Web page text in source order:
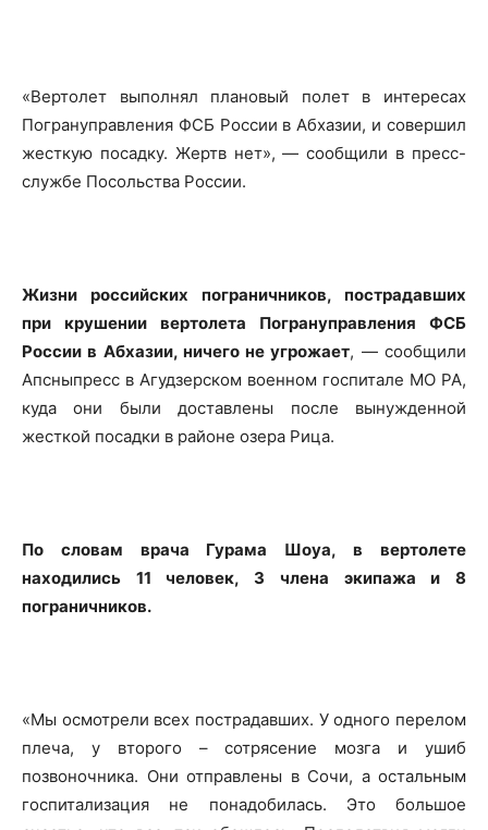
«Вертолет выполнял плановый полет в интересах
Погрануправления ФСБ России в Абхазии, и совершил
жесткую посадку. Жертв нет», — сообщили в пресс-
службе Посольства России.
Жизни российских пограничников, пострадавших
при крушении вертолета Погрануправления ФСБ
России в Абхазии, ничего не угрожает, — сообщили
Апсныпресс в Агудзерском военном госпитале МО РА,
куда они были доставлены после вынужденной
жесткой посадки в районе озера Рица.
По словам врача Гурама Шоуа, в вертолете
находились 11 человек, 3 члена экипажа и 8
пограничников.
«Мы осмотрели всех пострадавших. У одного перелом
плеча, у второго – сотрясение мозга и ушиб
позвоночника. Они отправлены в Сочи, а остальным
госпитализация не понадобилась. Это большое